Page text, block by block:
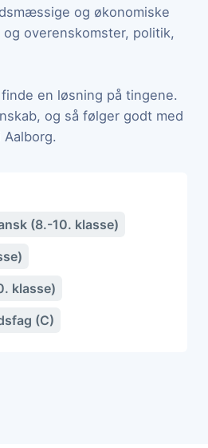
og økonomiske
overenskomster, politik,
en løsning på tingene.
og så følger godt med
(8.-10. klasse)
klasse)
(C)